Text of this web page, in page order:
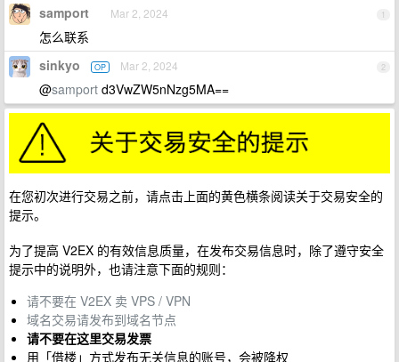
1
samport Mar 2, 2024
怎么联系
2
sinkyo OP Mar 2, 2024
@samport d3VwZW5nNzg5MA==
在您初次进行交易之前，请点击上面的黄色横条阅读关于交易安全的
提示。
为了提高 V2EX 的有效信息质量，在发布交易信息时，除了遵守安全
提示中的说明外，也请注意下面的规则：
请不要在 V2EX 卖 VPS / VPN
域名交易请发布到域名节点
请不要在这里交易发票
用「借楼」方式发布无关信息的账号，会被降权